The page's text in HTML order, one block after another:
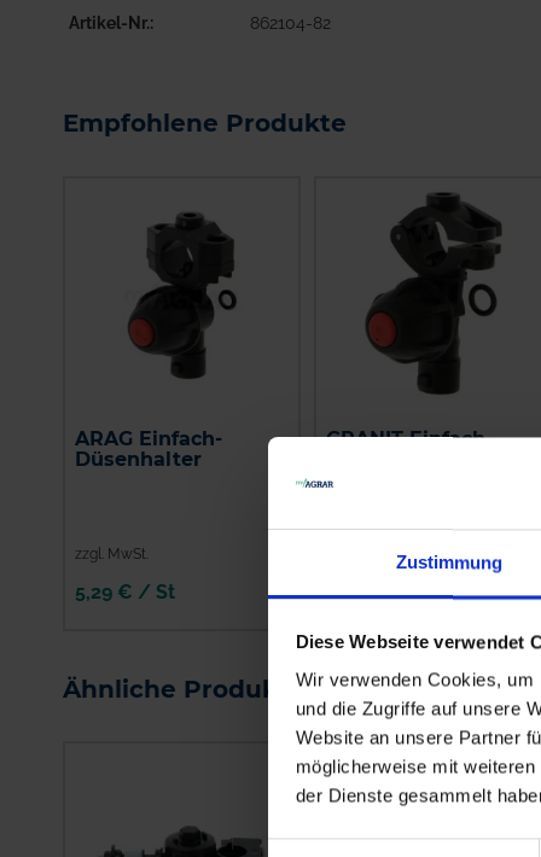
Zustimmung
Diese Webseite verwendet
Wir verwenden Cookies,
und die Zugriffe auf unsere
Website an unsere Partner
möglicherweise mit
der Dienste gesammelt
Artikel-Nr. 862104-82
Empfohlene Produkte
ARAG Einfach-
Düsenhalter
zzgl. MwSt.
5,29 € / St
GRANIT Einfach-
zzgl. MwSt.
5,57 € / St
IN DEN
Ähnliche Produkte